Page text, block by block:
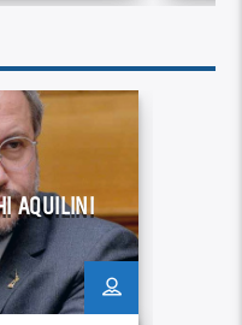
AQUILINI